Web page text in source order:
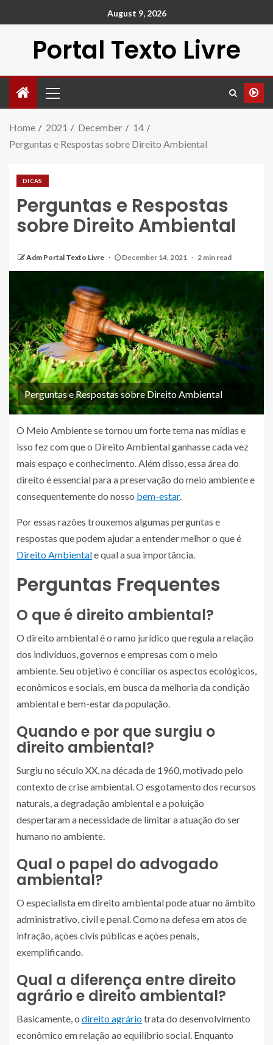
August 9, 2026
Portal Texto Livre
Home 2021 December
14
Perguntas e Respostas sobre Direito Ambiental
DICAS
Perguntas e Respostas
sobre Direito Ambiental
Adm Portal Texto Livre December 14, 2021 2 min read
Perguntas e Respostas sobre Direito Ambiental
O Meio Ambiente se tornou um forte tema nas mídias e
isso fez com que o Direito Ambiental ganhasse cada vez
mais espaço e conhecimento. Além disso, essa área do
direito é essencial para a preservação do meio ambiente e
consequentemente do nosso bem-estar.
Por essas razões trouxemos algumas perguntas e
respostas que podem ajudar a entender melhor o que é
Direito Ambientale qual a sua importância.
Perguntas Frequentes
O que é direito ambiental?
O direito ambiental é o ramo jurídico que regula a relação
dos indivíduos, governos e empresas com o meio
ambiente. Seu objetivo é conciliar os aspectos ecológicos,
econômicos e sociais, em busca da melhoria da condição
ambiental e bem-estar da população.
Quando e por que surgiu o
direito ambiental?
Surgiu no século XX, na década de 1960, motivado pelo
contexto de crise ambiental. O esgotamento dos recursos
naturais, a degradação ambiental e a poluição
despertaram a necessidade de limitar a atuação do ser
humano no ambiente.
Qual o papel do advogado
ambiental?
O especialista em direito ambiental pode atuar no âmbito
administrativo, civil e penal. Como na defesa em atos de
infração, ações civis públicas e ações penais,
exemplificando.
Qual a diferença entre direito
agrário e direito ambiental?
Basicamente, o direito agráriotrata do desenvolvimento
econômico em relação ao equilíbrio social. Enquanto